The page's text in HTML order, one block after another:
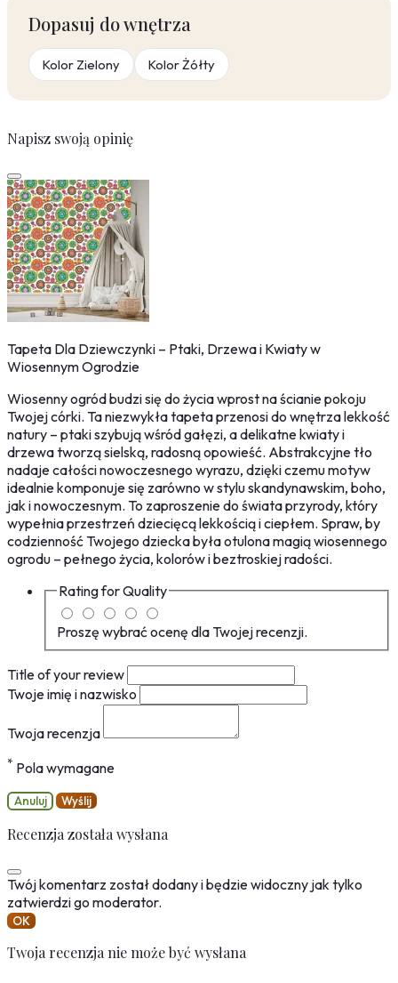
Dopasuj do wnętrza
Kolor Zielony Kolor Żółty
Napisz swoją opinię
Tapeta Dla Dziewczynki – Ptaki, Drzewa i Kwiaty w
Wiosennym Ogrodzie
Wiosenny ogród budzi się do życia wprost na ścianie pokoju
Twojej córki. Ta niezwykła tapeta przenosi do wnętrza lekkość
natury – ptaki szybują wśród gałęzi, a delikatne kwiaty i
drzewa tworzą sielską, radosną opowieść. Abstrakcyjne tło
nadaje całości nowoczesnego wyrazu, dzięki czemu motyw
idealnie komponuje się zarówno w stylu skandynawskim, boho,
jak i nowoczesnym. To zaproszenie do świata przyrody, który
wypełnia przestrzeń dziecięcą lekkością i ciepłem. Spraw, by
codzienność Twojego dziecka była otulona magią wiosennego
ogrodu – pełnego życia, kolorów i beztroskiej radości.
Rating forQuality
Proszę wybrać ocenę dla Twojej recenzji.
Title of your review
Twoje imię i nazwisko
Twoja recenzja
* Pola wymagane
Anuluj Wyślij
Recenzja została wysłana
Twój komentarz został dodany i będzie widoczny jak tylko
zatwierdzi go moderator.
OK
Twoja recenzja nie może być wysłana